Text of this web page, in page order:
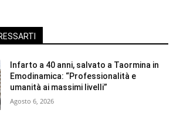
Infarto a 40 anni, salvato a Taormina in
Emodinamica: “Professionalità e
umanità ai massimi livelli”
Agosto 6, 2026